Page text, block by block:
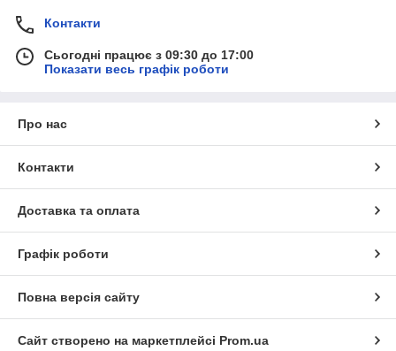
Контакти
Сьогодні працює з 09:30 до 17:00
Показати весь графік роботи
Про нас
Контакти
Доставка та оплата
Графік роботи
Повна версія сайту
Сайт створено на маркетплейсі Prom.ua